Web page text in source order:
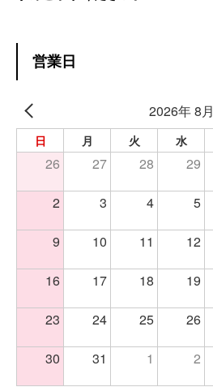
営業日
2026年 8月
日 月 火 水
26 27 28 29
2 3 4 5
9 10 11 12
16 17 18 19
23 24 25 26
30 31 1 2